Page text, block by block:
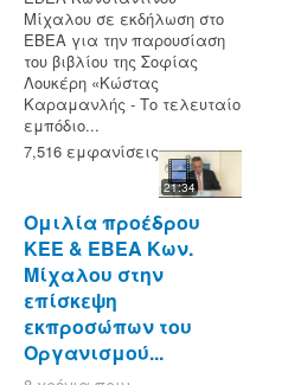
Μίχαλου σε εκδήλωση στο
ΕΒΕΑ για την παρουσίαση
του βιβλίου της Σοφίας
Λουκέρη «Κώστας
Καραμανλής - Το τελευταίο
εμπόδιο...
7,516 εμφανίσεις
21:34
Ομιλία προέδρου
ΚΕΕ & ΕΒΕΑ Κων.
Μίχαλου στην
επίσκεψη
εκπροσώπων του
Οργανισμού...